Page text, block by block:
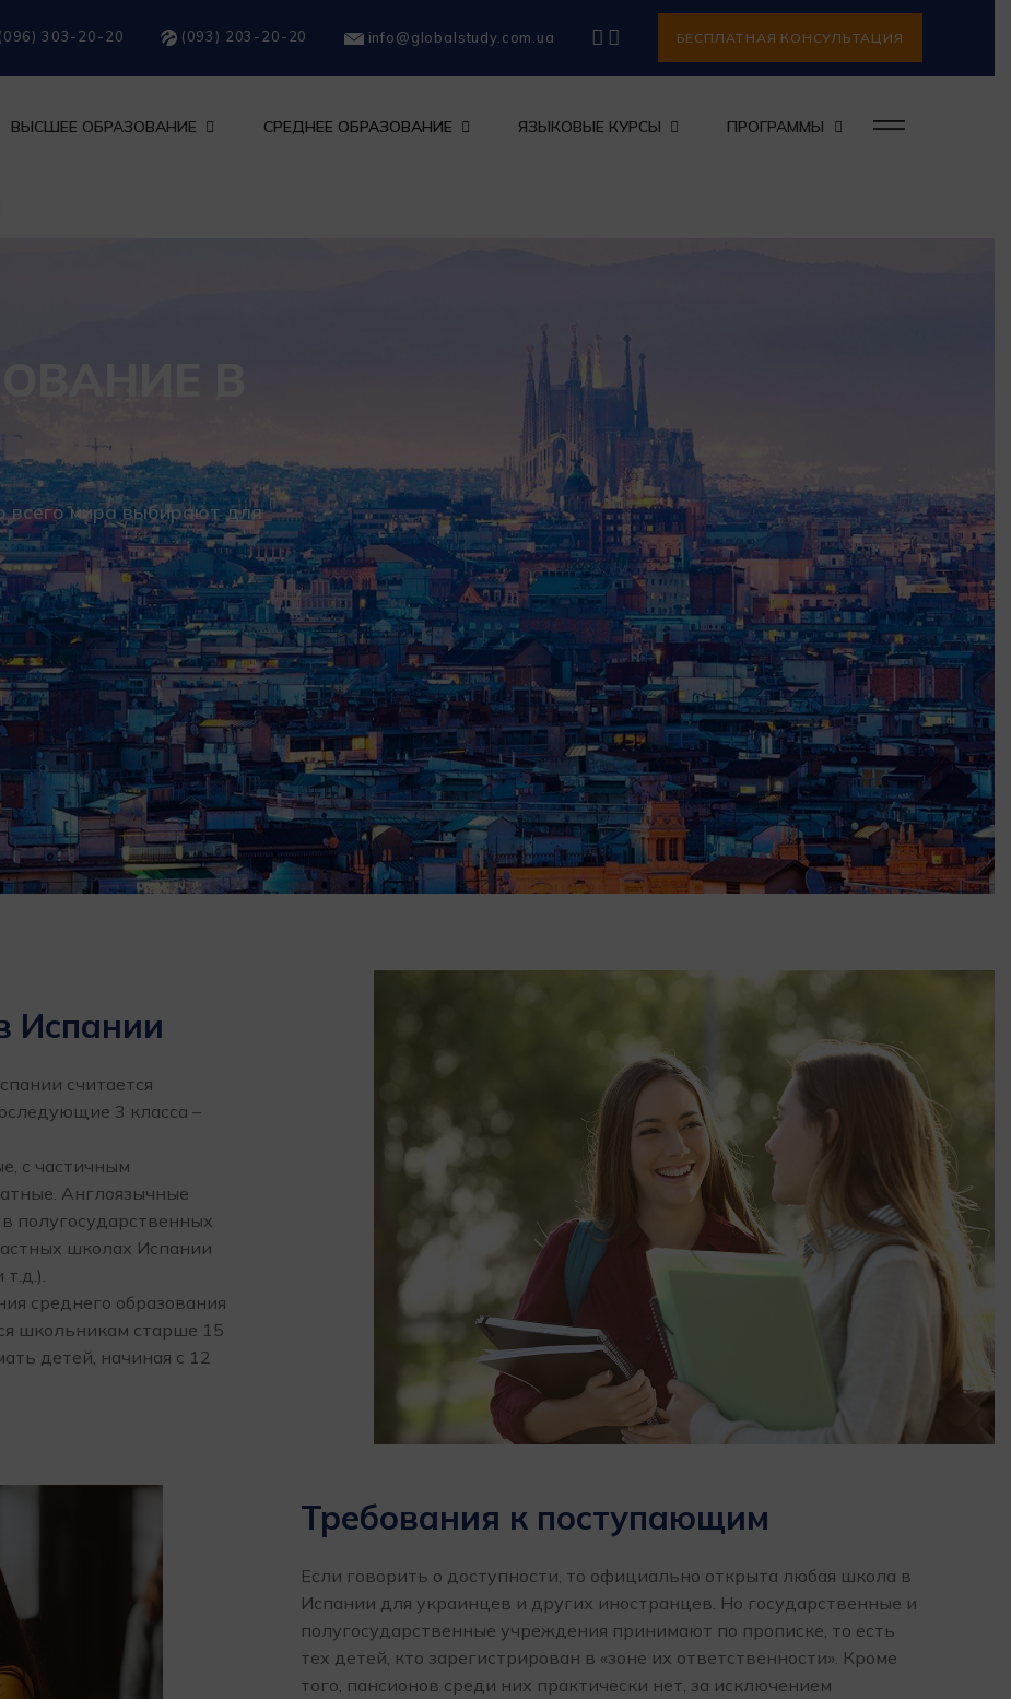
(096) 303-20-20 (093) 203-20-20 info@globalstudy.com.ua БЕСПЛАТНАЯ КОНСУЛЬТАЦИЯ
ВЫСШЕЕ ОБРАЗОВАНИЕ СРЕДНЕЕ ОБРАЗОВАНИЕ ЯЗЫКОВЫЕ КУРСЫ ПРОГРАММЫ
всего мира выбирают для
Испании
считается
3 класса –
с частичным
Англоязычные
полугосударственных
школах Испании
среднего образования
школьникам старше 15
детей, начиная с 12
Требования к поступающим
Если говорить о доступности, то официально открыта любая школа в
Испании для украинцев и других иностранцев. Но государственные и
полугосударственные учреждения принимают по прописке, то есть
тех детей, кто зарегистрирован в «зоне их ответственности». Кроме
того, пансионов среди них практически нет, за исключением